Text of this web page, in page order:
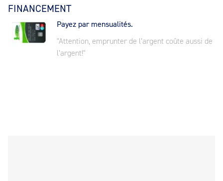
FINANCEMENT
Payez par mensualités.
"Attention, emprunter de l’argent coûte aussi de
l’argent!"